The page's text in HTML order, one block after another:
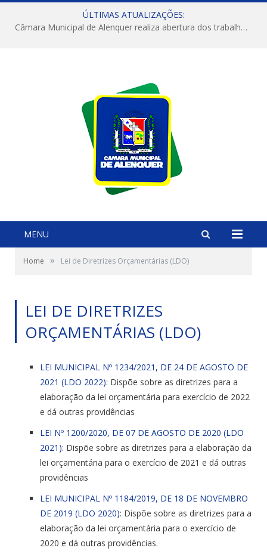
ÚLTIMAS ATUALIZAÇÕES:
Câmara Municipal de Alenquer realiza abertura dos trabalhos do 4º Período Legislativo
MENU
Home » Lei de Diretrizes Orçamentárias (LDO)
LEI DE DIRETRIZES
ORÇAMENTÁRIAS (LDO)
LEI MUNICIPAL Nº 1234/2021, DE 24 DE AGOSTO DE
2021 (LDO 2022): Dispõe sobre as diretrizes para a
elaboração da lei orçamentária para exercício de 2022
e dá outras providências
LEI Nº 1200/2020, DE 07 DE AGOSTO DE 2020 (LDO
2021): Dispõe sobre as diretrizes para a elaboração da
lei orçamentária para o exercício de 2021 e dá outras
providências
LEI MUNICIPAL Nº 1184/2019, DE 18 DE NOVEMBRO
DE 2019 (LDO 2020): Dispõe sobre as diretrizes para a
elaboração da lei orçamentária para o exercício de
2020 e dá outras providências.